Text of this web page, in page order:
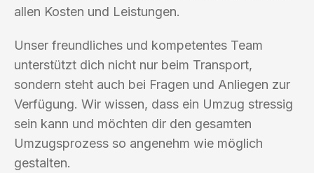
allen Kosten und Leistungen.
Unser freundliches und kompetentes Team
unterstützt dich nicht nur beim Transport,
sondern steht auch bei Fragen und Anliegen zur
Verfügung. Wir wissen, dass ein Umzug stressig
sein kann und möchten dir den gesamten
Umzugsprozess so angenehm wie möglich
gestalten.